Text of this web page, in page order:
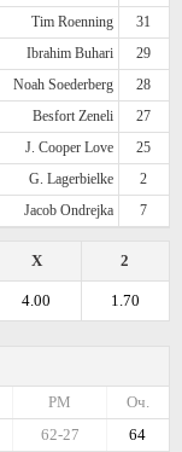
Tim Roenning
31
Ibrahim Buhari
29
Noah Soederberg
28
Besfort Zeneli
27
J. Cooper Love
25
G. Lagerbielke
2
Jacob Ondrejka 7
2
X
1.70
4.00
Оч.
РМ
64
62-27